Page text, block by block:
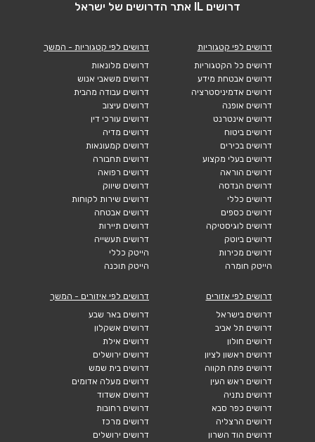
דרושים IL אתר הדרושים של ישראל
דרושים לפי קטגוריות
דרושים כל הקטגוריות
דרושים אבטחת מידע
דרושים אדמיניסטרציה
דרושים אופנה
דרושים אינטרנט
דרושים ביטוח
דרושים בכירים
דרושים בעלי מקצוע
דרושים הוראה
דרושים הנדסה
דרושים כללי
דרושים כספים
דרושים לוגיסטיקה
דרושים ביוטק
דרושים מכירות
הייטק חומרה
דרושים לפי קטגוריות - המשך
דרושים מלונאות
דרושים משאבי אנוש
דרושים עבודה מהבית
דרושים עיצוב
דרושים עורכי דין
דרושים מדיה
דרושים קמעונאות
דרושים תחבורה
דרושים רפואה
דרושים שיווק
דרושים שירות לקוחות
דרושים אבטחה
דרושים תיירות
דרושים תעשייה
הייטק כללי
הייטק תוכנה
דרושים לפי אזורים
דרושים בישראל
דרושים תל אביב
דרושים חולון
דרושים ראשון לציון
דרושים פתח תקווה
דרושים ראש העין
דרושים נתניה
דרושים כפר סבא
דרושים הרצליה
דרושים הוד השרון
דרושים לפי איזורים - המשך
דרושים באר שבע
דרושים אשקלון
דרושים אילת
דרושים ירושלים
דרושים בית שמש
דרושים מעלה אדומים
דרושים אשדוד
דרושים רחובות
דרושים מרכז
דרושים ירושלים